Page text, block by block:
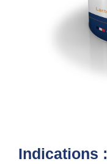
Indications :